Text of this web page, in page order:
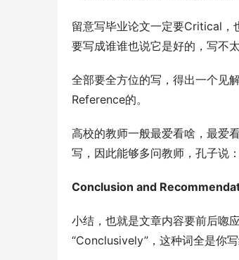
留意写毕业论文一定要Critical，
要写成谁谁也说它是好的，写不
全部要全方位的写，得出一个见
Reference的。
高校的教师一般最爱看啥，最爱
写，因此能够多问教师，孔子说
Conclusion and
小结，也就是文章内容要前后唿
“Conclusively”，这种词全是你写